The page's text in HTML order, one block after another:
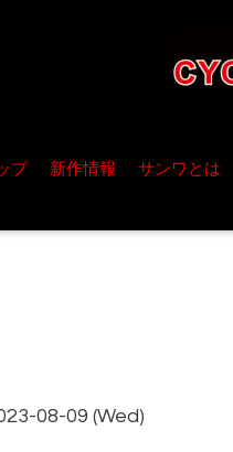
プ 新作情報 サンワとは
08-09 (Wed)